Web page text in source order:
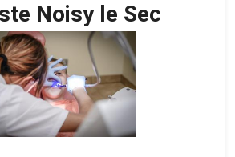
Noisy le Sec